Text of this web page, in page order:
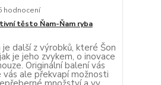
hodnocení
těsto Ňam-Ňam ryba
další z výrobků, které Šon
je jeho zvykem, o inovace
Originální balení vás
vás ale překvapí možnosti